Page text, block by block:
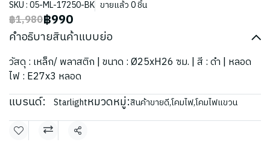
SKU : 05-ML-17250-BK ขายแล้ว 0 ชิ้น
฿1,980฿990
คำอธิบายสินค้าแบบย่อ
วัสดุ : เหล็ก/ พลาสติก | ขนาด : Ø25xH26 ซม. | สี : ดำ | หลอด
ไฟ : E27x3 หลอด
แบรนด์: Starlightหมวดหมู่:สินค้าขายดี,โคมไฟ,โคมไฟแขวน
แชร์